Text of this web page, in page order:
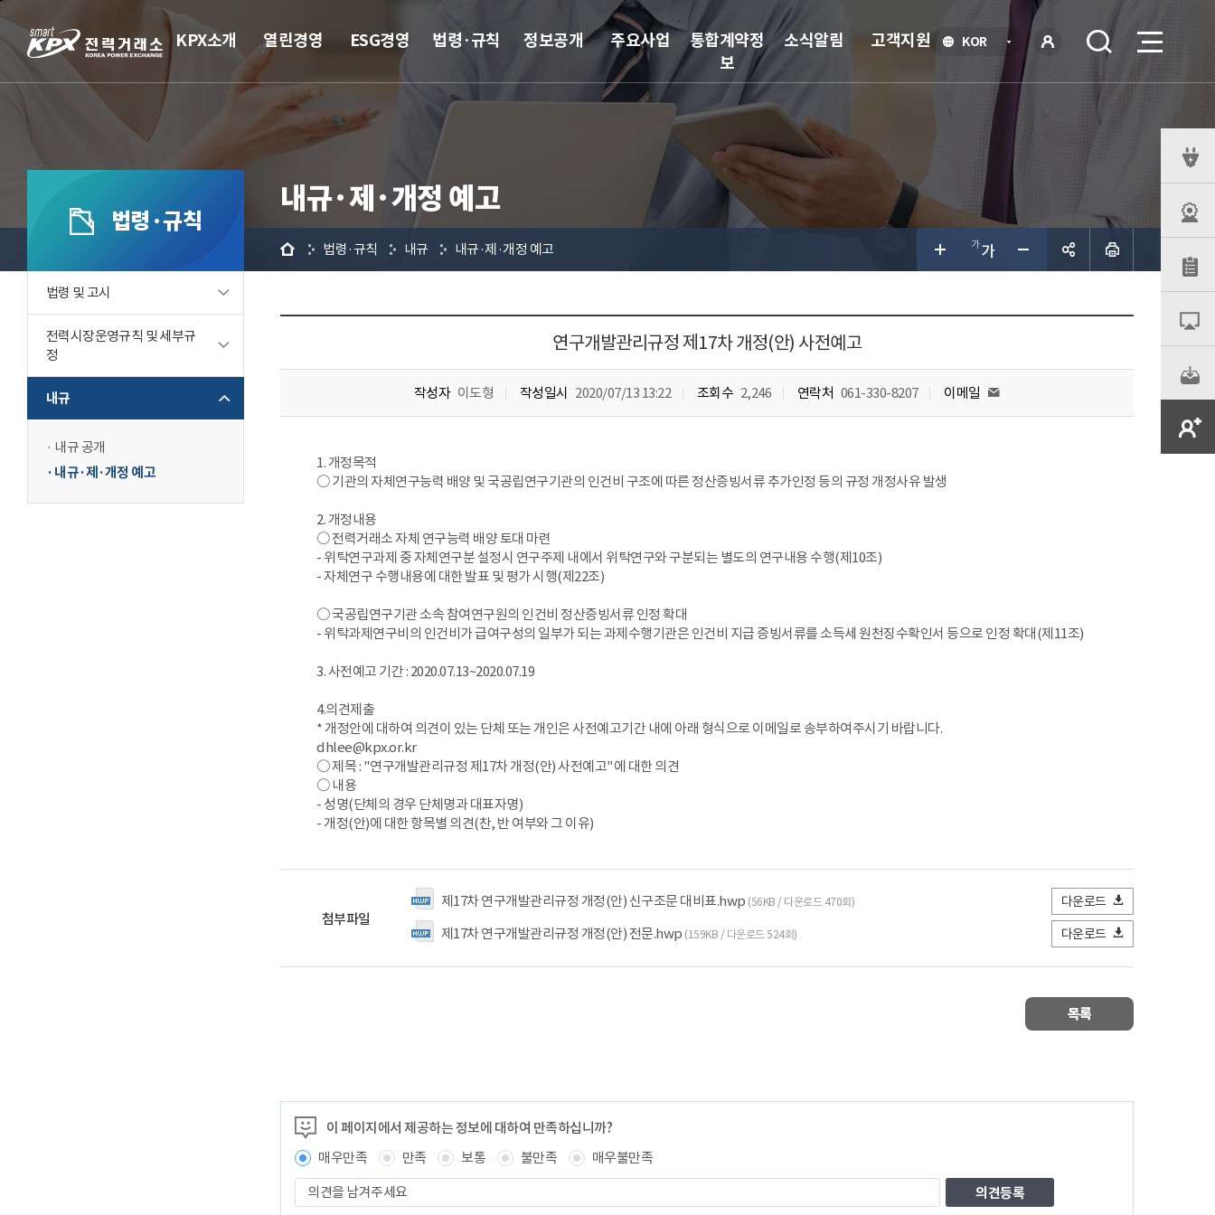
KOR언
열
기
그인
KPX소개 열린경영 ESG경영 법령·규칙 정보공개 주요사업
통합계약정
보
소식알림 고객지원
법령·규칙
법령 및 고시
전력시장운영규칙 및 세부규
정
내규
내규 공개
내규·제·개정 예고
내규·제·개정 예고
홈 법령·규칙 내규 내규·제·개정 예고
연구개발관리규정 제17차 개정(안) 사전예고
작성자 이도형 작성일시 2020/07/13 13:22 조회수 2,246 연락처 061-330-8207 이메일
1. 개정목적
○ 기관의 자체연구능력 배양 및 국공립연구기관의 인건비 구조에 따른 정산증빙서류 추가인정 등의 규정 개정사유 발생
2. 개정내용
○ 전력거래소 자체 연구능력 배양 토대 마련
- 위탁연구과제 중 자체연구분 설정시 연구주제 내에서 위탁연구와 구분되는 별도의 연구내용 수행(제10조)
- 자체연구 수행내용에 대한 발표 및 평가 시행(제22조)
○ 국공립연구기관 소속 참여연구원의 인건비 정산증빙서류 인정 확대
- 위탁과제연구비의 인건비가 급여구성의 일부가 되는 과제수행기관은 인건비 지급 증빙서류를 소득세 원천징수확인서 등으로 인정 확대(제11조)
3. 사전예고 기간 : 2020.07.13~2020.07.19
4.의견제출
* 개정안에 대하여 의견이 있는 단체 또는 개인은 사전예고기간 내에 아래 형식으로 이메일로 송부하여주시기 바랍니다.
dhlee@kpx.or.kr
○ 제목 : "연구개발관리규정 제17차 개정(안) 사전예고"에 대한 의견
○ 내용
- 성명(단체의 경우 단체명과 대표자명)
- 개정(안)에 대한 항목별 의견(찬, 반 여부와 그 이유)
첨부파일
제17차 연구개발관리규정 개정(안) 신구조문 대비표.hwp (56KB / 다운로드 470회) 다운로드
제17차 연구개발관리규정 개정(안) 전문.hwp (159KB / 다운로드 524회) 다운로드
목록
이 페이지에서 제공하는 정보에 대하여 만족하십니까?
매우만족
만족 보통 불만족
매우불만족
견